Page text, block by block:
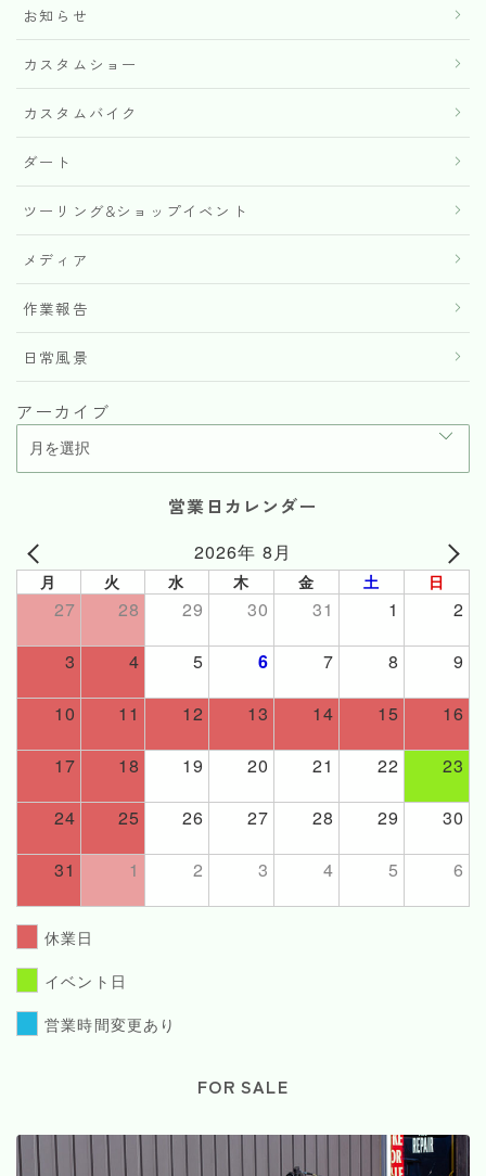
お知らせ
カスタムショー
カスタムバイク
ダート
ツーリング&ショップイベント
メディア
作業報告
日常風景
アーカイブ
営業日カレンダー
2026年 8月
月 火 水 木 金 土 日
27 28 29 30 31 1 2
3 4 5 6 7 8 9
10 11 12 13 14 15 16
17 18 19 20 21 22 23
24 25 26 27 28 29 30
31 1 2 3 4 5 6
休業日
イベント日
営業時間変更あり
FOR SALE